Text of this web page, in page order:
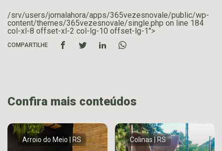
/srv/users/jornalahora/apps/365vezesnovale/public/wp-
content/themes/365vezesnovale/single.php on line 184
col-xl-8 offset-xl-2 col-lg-10 offset-lg-1">
COMPARTILHE
Confira mais conteúdos
Arroio do Meio | RS Colinas | RS